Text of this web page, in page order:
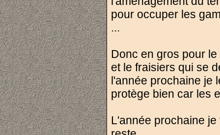
pour occuper les
...
Donc en gros pour
et le fraisiers qui se
l'année prochaine je
protège bien car les
L'année prochaine